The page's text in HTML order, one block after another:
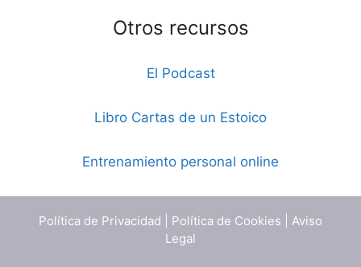
Otros recursos
El Podcast
Libro Cartas de un Estoico
Entrenamiento personal online
Política de Privacidad Política de Cookies
Aviso
Legal